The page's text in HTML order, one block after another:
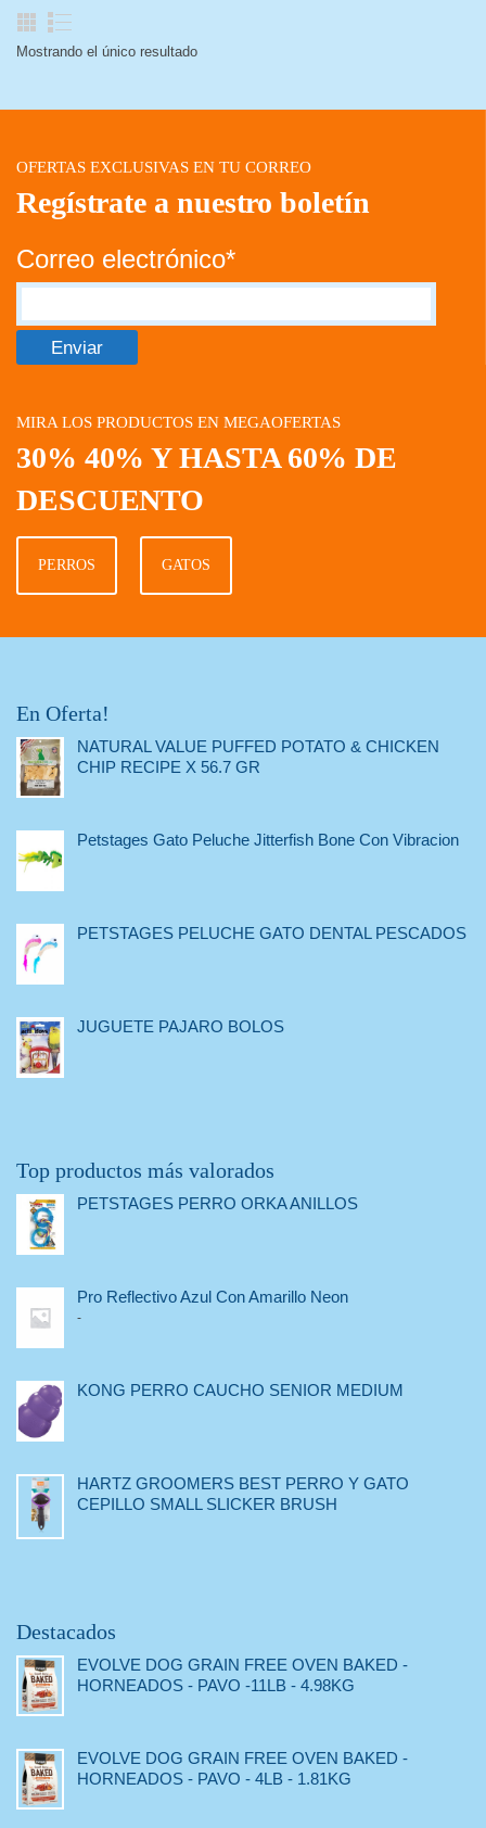
Mostrando el único resultado
OFERTAS EXCLUSIVAS EN TU CORREO
Regístrate a nuestro boletín
Correo electrónico*
MIRA LOS PRODUCTOS EN MEGAOFERTAS
30% 40% Y HASTA 60% DE
DESCUENTO
PERROS GATOS
En Oferta!
NATURAL VALUE PUFFED POTATO & CHICKEN
CHIP RECIPE X 56.7 GR
Petstages Gato Peluche Jitterfish Bone Con Vibracion
PETSTAGES PELUCHE GATO DENTAL PESCADOS
JUGUETE PAJARO BOLOS
Top productos más valorados
PETSTAGES PERRO ORKA ANILLOS
Pro Reflectivo Azul Con Amarillo Neon
-
KONG PERRO CAUCHO SENIOR MEDIUM
HARTZ GROOMERS BEST PERRO Y GATO
CEPILLO SMALL SLICKER BRUSH
Destacados
EVOLVE DOG GRAIN FREE OVEN BAKED -
HORNEADOS - PAVO -11LB - 4.98KG
EVOLVE DOG GRAIN FREE OVEN BAKED -
HORNEADOS - PAVO - 4LB - 1.81KG